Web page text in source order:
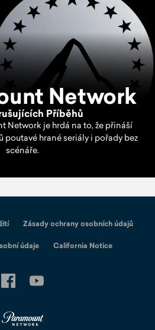
Network
Příběhů
Network je hrdá na to, že přináší
poutavé hrané seriály i pořady bez
scénáře.
Zásady ochrany osobních údajů
údaje California Notice